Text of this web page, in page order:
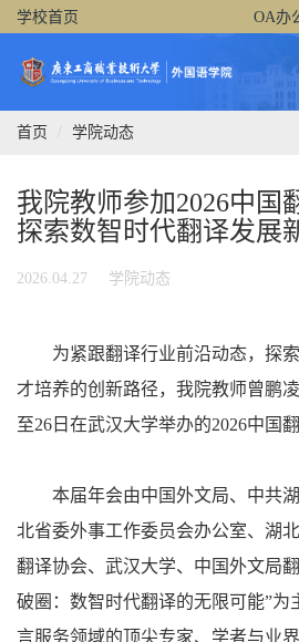
学校首页 OA办
首页
学院动态
我院教师参加2026中国
探索数智时代翻译发展
2026.04.27 学院动态
为紧跟翻译行业前沿动态，探
才培养的创新路径，我院教师曾鹏
至26日在武汉大学举办的2026中国
本届年会由中国外文局、中共
北省委外事工作委员会办公室、湖
翻译协会、武汉大学、中国外文局
破圈：数智时代翻译的无限可能”为
言服务领域的顶尖专家、学者与业